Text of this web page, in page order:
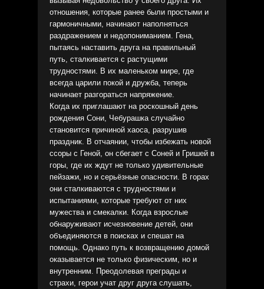
отношения, которые ранее были простыми и
гармоничными, начинают наполняться
раздражением и недопониманием. Гена,
пытаясь наставить друга на правильный
путь, сталкивается с растущими
трудностями. В их маленьком мире, где
всегда царили покой и дружба, теперь
начинает разгораться напряжение.
Когда их приглашают на роскошный день
рождения Сони, Чебурашка случайно
становится причиной хаоса, разрушив
праздник. В отчаянии, чтобы избежать новой
ссоры с Геной, он сбегает с Соней и Гришей в
горы, где их ждут не только удивительные
пейзажи, но и серьёзные опасности. В горах
они сталкиваются с трудностями и
испытаниями, которые требуют от них
мужества и смекалки. Когда взрослые
обнаруживают исчезновение детей, они
объединяются в поисках и спешат на
помощь. Однако путь к возвращению домой
оказывается не только физическим, но и
внутренним. Преодолевая преграды и
страхи, герои учат друг друга слушать,